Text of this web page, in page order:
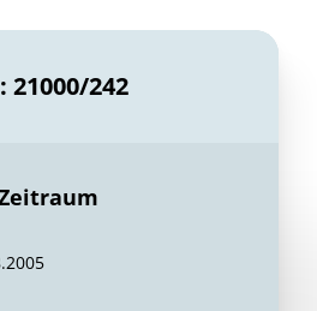
21000/242